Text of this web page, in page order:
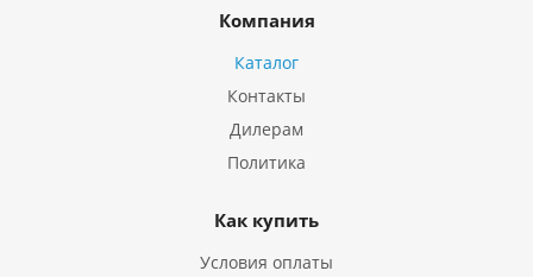
Компания
Каталог
Контакты
Дилерам
Политика
Как купить
Условия оплаты